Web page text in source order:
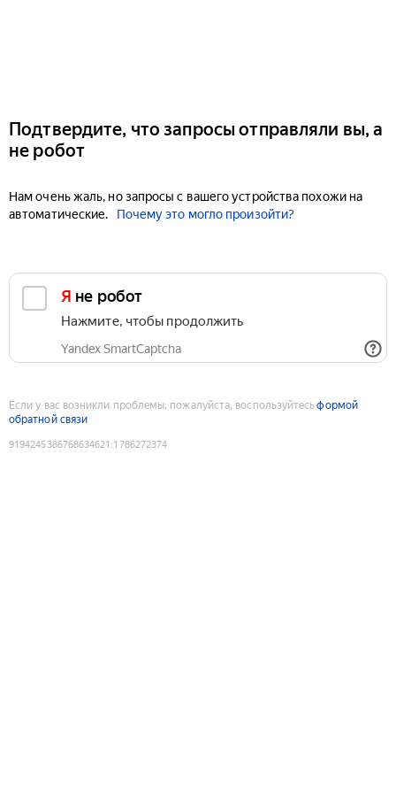
Подтвердите, что запросы отправляли вы, а
не робот
Нам очень жаль, но запросы с вашего устройства похожи на
автоматические.
Почему это могло произойти?
Я не робот
Нажмите, чтобы продолжить
Yandex SmartCaptcha
Если у вас возникли проблемы, пожалуйста, воспользуйтесьформой
обратной связи
9194245386768634621 :1786272374